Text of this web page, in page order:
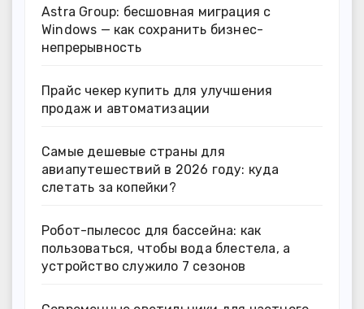
Astra Group: бесшовная миграция с
Windows — как сохранить бизнес-
непрерывность
Прайс чекер купить для улучшения
продаж и автоматизации
Самые дешевые страны для
авиапутешествий в 2026 году: куда
слетать за копейки?
Робот-пылесос для бассейна: как
пользоваться, чтобы вода блестела, а
устройство служило 7 сезонов